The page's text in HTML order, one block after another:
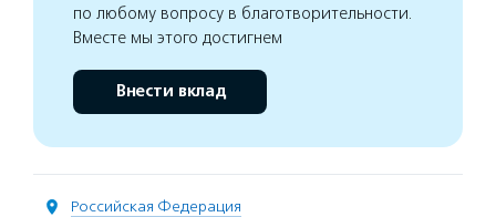
по любому вопросу в благотворительности.
Вместе мы этого достигнем
Внести вклад
Российская Федерация